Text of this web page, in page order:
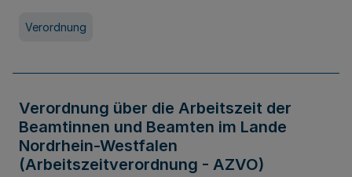
Verordnung
Verordnung über die Arbeitszeit der
Beamtinnen und Beamten im Lande
Nordrhein-Westfalen
(Arbeitszeitverordnung - AZVO)